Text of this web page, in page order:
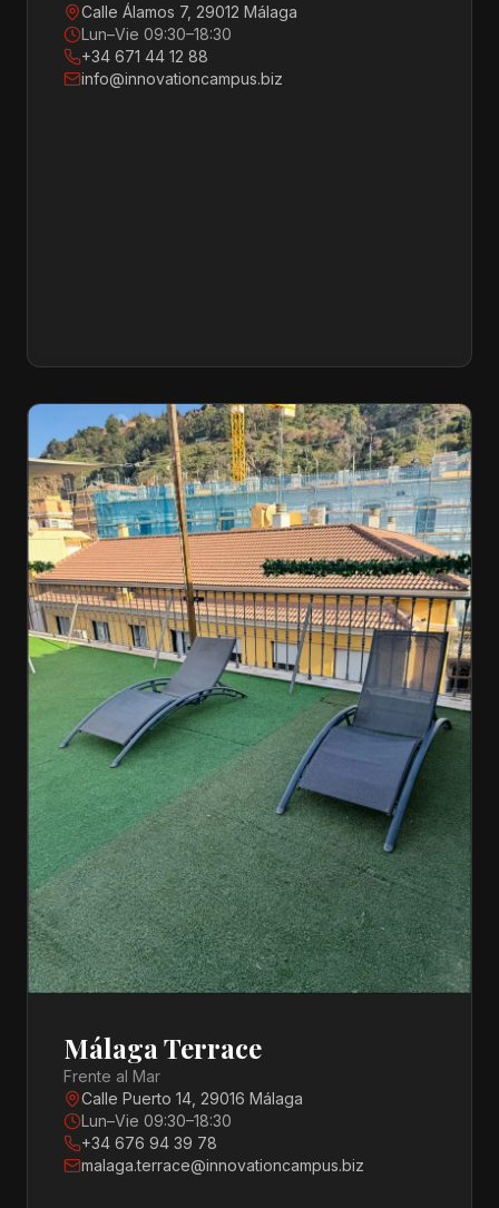
Calle Álamos 7, 29012 Málaga
Lun–Vie 09:30–18:30
+34 671 44 12 88
info@innovationcampus.biz
Málaga Terrace
Frente al Mar
Calle Puerto 14, 29016 Málaga
Lun–Vie 09:30–18:30
+34 676 94 39 78
malaga.terrace@innovationcampus.biz